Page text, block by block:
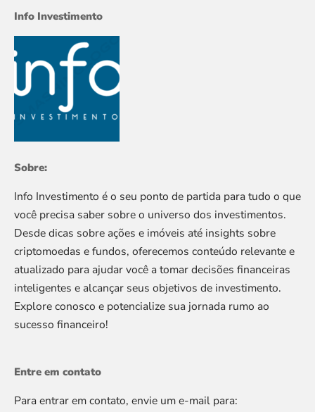
Info Investimento
Sobre:
Info Investimento é o seu ponto de partida para tudo o que
você precisa saber sobre o universo dos investimentos.
Desde dicas sobre ações e imóveis até insights sobre
criptomoedas e fundos, oferecemos conteúdo relevante e
atualizado para ajudar você a tomar decisões financeiras
inteligentes e alcançar seus objetivos de investimento.
Explore conosco e potencialize sua jornada rumo ao
sucesso financeiro!
Entre em contato
Para entrar em contato, envie um e-mail para: